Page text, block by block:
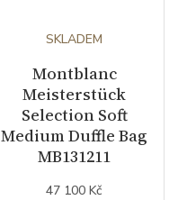
SKLADEM
Montblanc
Meisterstück
Selection Soft
Medium Duffle Bag
MB131211
47 100 Kč